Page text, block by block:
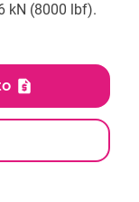
kN (8000 lbf).